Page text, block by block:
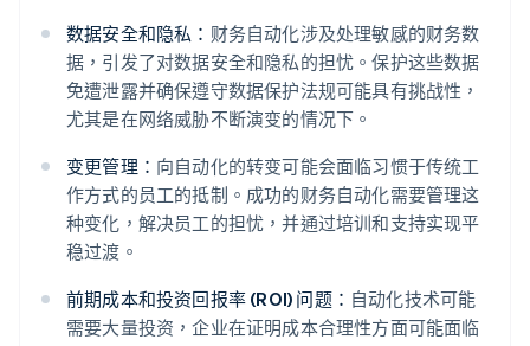
数据安全和隐私： 财务自动化涉及处理敏感的财务数
据，引发了对数据安全和隐私的担忧。保护这些数据
免遭泄露并确保遵守数据保护法规可能具有挑战性，
尤其是在网络威胁不断演变的情况下。
变更管理： 向自动化的转变可能会面临习惯于传统工
作方式的员工的抵制。成功的财务自动化需要管理这
种变化，解决员工的担忧，并通过培训和支持实现平
稳过渡。
前期成本和投资回报率 (ROI) 问题： 自动化技术可能
需要大量投资，企业在证明成本合理性方面可能面临